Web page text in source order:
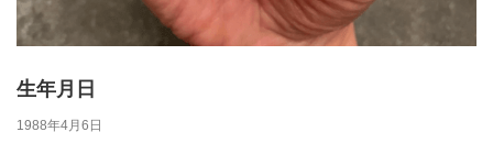
生年月日
1988年4月6日